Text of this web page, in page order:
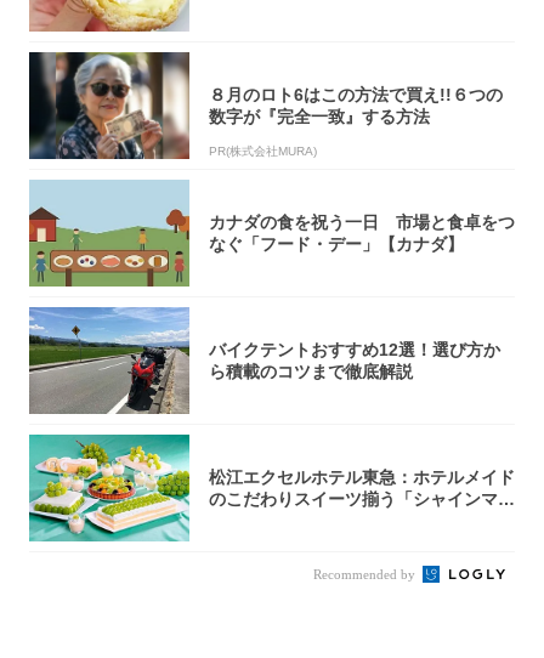
８月のロト6はこの方法で買え!!６つの
数字が『完全一致』する方法
PR(株式会社MURA)
カナダの食を祝う一日 市場と食卓をつ
なぐ「フード・デー」【カナダ】
バイクテントおすすめ12選！選び方か
ら積載のコツまで徹底解説
松江エクセルホテル東急：ホテルメイド
のこだわりスイーツ揃う「シャインマス
Recommended by